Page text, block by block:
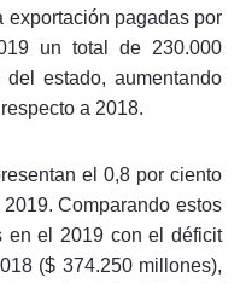
exportación pagadas por
un total de 230.000
estado, aumentando
a 2018.
el 0,8 por ciento
Comparando estos
en el 2019 con el déficit
($ 374.250 millones),